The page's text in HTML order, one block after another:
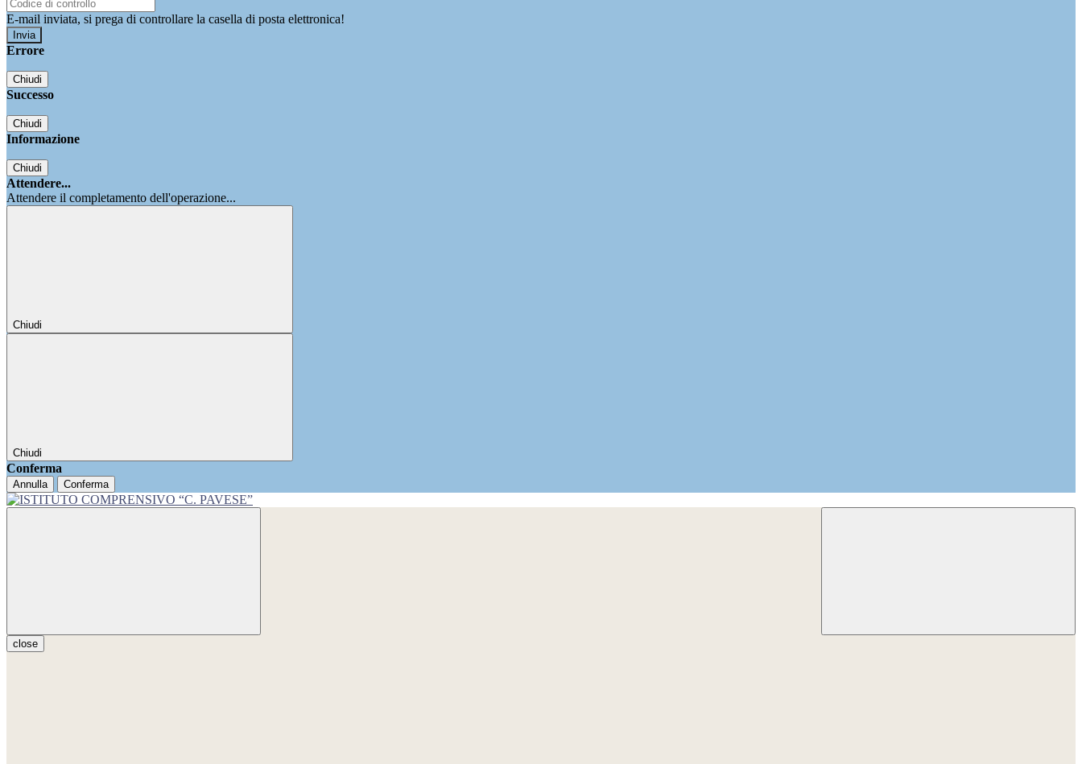
E-mail inviata, si prega di controllare la casella di posta elettronica!
Errore
Chiudi
Successo
Chiudi
Informazione
Chiudi
Attendere...
Attendere il completamento dell'operazione...
Chiudi
Chiudi
Conferma
Annulla Conferma
close